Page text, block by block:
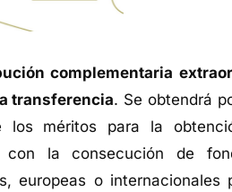
complementaria
transferencia. Se obtendrá
los méritos para la
con la consecución de
europeas o internacionales